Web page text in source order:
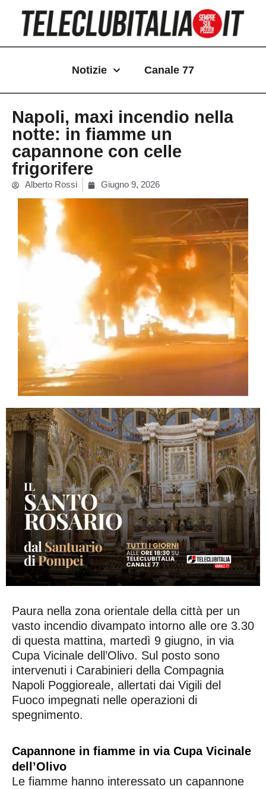
contenuto
Notizie Canale 77
Napoli, maxi incendio nella
notte: in fiamme un
capannone con celle
frigorifere
Alberto Rossi Giugno 9, 2026
Paura nella zona orientale della città per un
vasto incendio divampato intorno alle ore 3.30
di questa mattina, martedì 9 giugno, in via
Cupa Vicinale dell’Olivo. Sul posto sono
intervenuti i Carabinieri della Compagnia
Napoli Poggioreale, allertati dai Vigili del
Fuoco impegnati nelle operazioni di
spegnimento.
Capannone in fiamme in via Cupa Vicinale
dell’Olivo
Le fiamme hanno interessato un capannone